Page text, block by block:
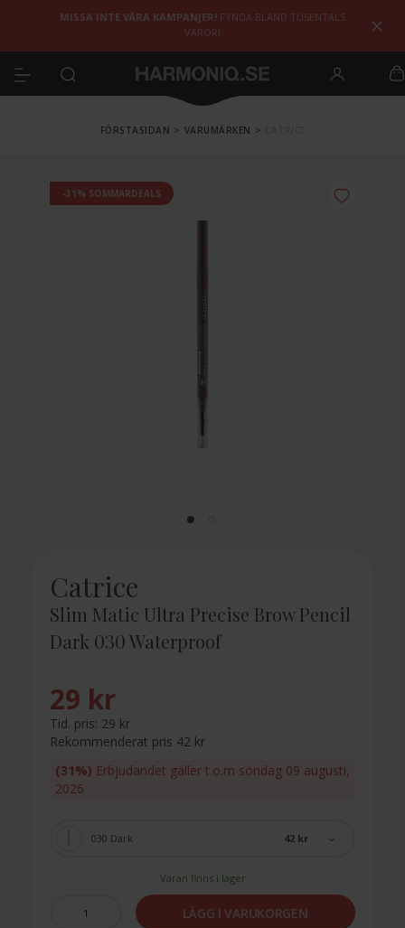
MISSA INTE VÅRA KAMPANJER! FYNDA BLAND TUSENTALS
VAROR!
FÖRSTASIDAN > VARUMÄRKEN >
-31% SOMMARDEALS
Catrice
Slim Matic Ultra Precise Brow Pencil
Dark 030 Waterproof
29 kr
Tid. pris: 29 kr
Rekommenderat pris 42 kr
(31%) Erbjudandet gäller t.o.m söndag 09 augusti,
2026
42 kr
030 Dark
Varan finns i lager
LÄGG I VARUKORGEN